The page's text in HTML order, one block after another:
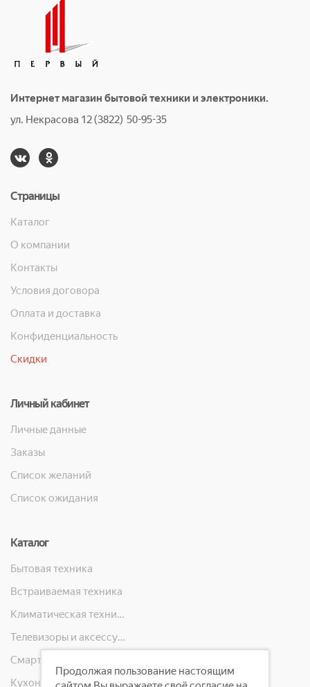
Интернет магазин бытовой техники и электроники.
ул. Некрасова 12 (3822) 50-95-35
Страницы
Каталог
О компании
Контакты
Условия договора
Оплата и доставка
Конфиденциальность
Скидки
Личный кабинет
Личные данные
Заказы
Список желаний
Список ожидания
Каталог
Бытовая техника
Встраиваемая техника
Климатическая техника
Телевизоры и аксессуары
Кухонная техника
Продолжая пользование настоящим